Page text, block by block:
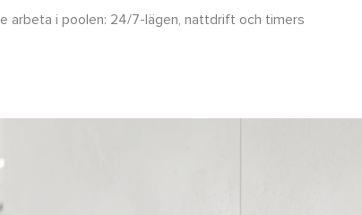
arbeta i poolen: 24/7-lägen, nattdrift och timers